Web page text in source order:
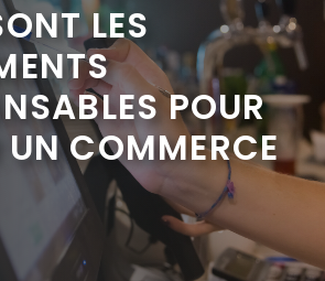
LES
POUR
COMMERCE